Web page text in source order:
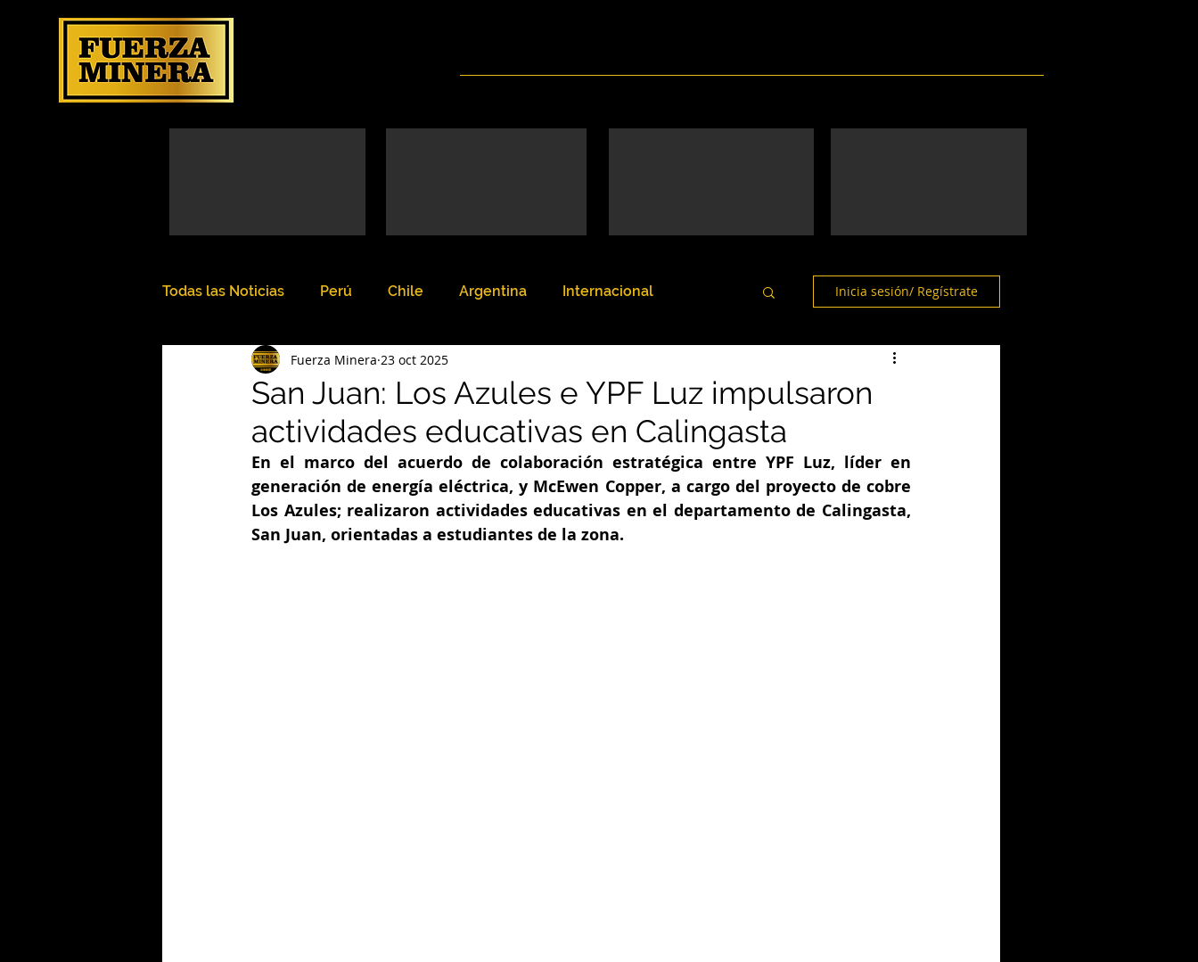
Todas las Noticias Perú Chile Argentina Internacional Inicia sesión/ Regístrate
San Juan: Los Azules e YPF Luz impulsaron
actividades educativas en Calingasta
Fuerza Minera 23 oct 2025
En el marco del acuerdo de colaboración estratégica entre YPF Luz, líder en
generación de energía eléctrica, y McEwen Copper, a cargo del proyecto de cobre
Los Azules; realizaron actividades educativas en el departamento de Calingasta,
San Juan, orientadas a estudiantes de la zona.